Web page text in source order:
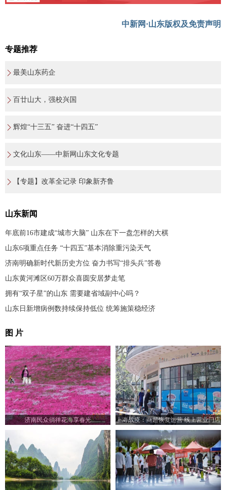
中新网·山东版权及免责声明
专题推荐
最美山东药企
百廿山大，强校兴国
辉煌“十三五” 奋进“十四五”
文化山东——中新网山东文化专题
【专题】改革全记录 印象新齐鲁
山东新闻
年底前16市建成“城市大脑” 山东在下一盘怎样的大棋
山东6项重点任务 “十四五”基本消除重污染天气
济南明确新时代新历史方位 奋力书写“排头兵”答卷
山东黄河滩区60万群众喜圆安居梦走笔
拥有“双子星”的山东 需要建省域副中心吗？
山东日新增病例数持续保持低位 统筹施策稳经济
图 片
济南民众徜徉花海享春光
上海战疫：商超恢复运营 线上营业门店
增加